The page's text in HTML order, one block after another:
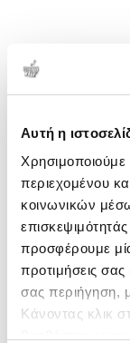
Αυτή η
Χρησιμοποιούμε
περιεχομένου
κοινωνικών
προσφέρουμε
προτιμήσεις σας
σας περιήγηση,
Κάνοντας κλικ